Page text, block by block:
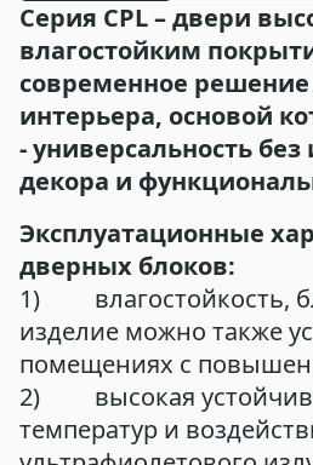
Серия CPL– двери
влагостойким
современное
интерьера, основой
- универсальность
декора и
Эксплуатационные
дверных блоков:
1) влагостойкость,
изделие можно также
помещениях с
2) высокая
температур и